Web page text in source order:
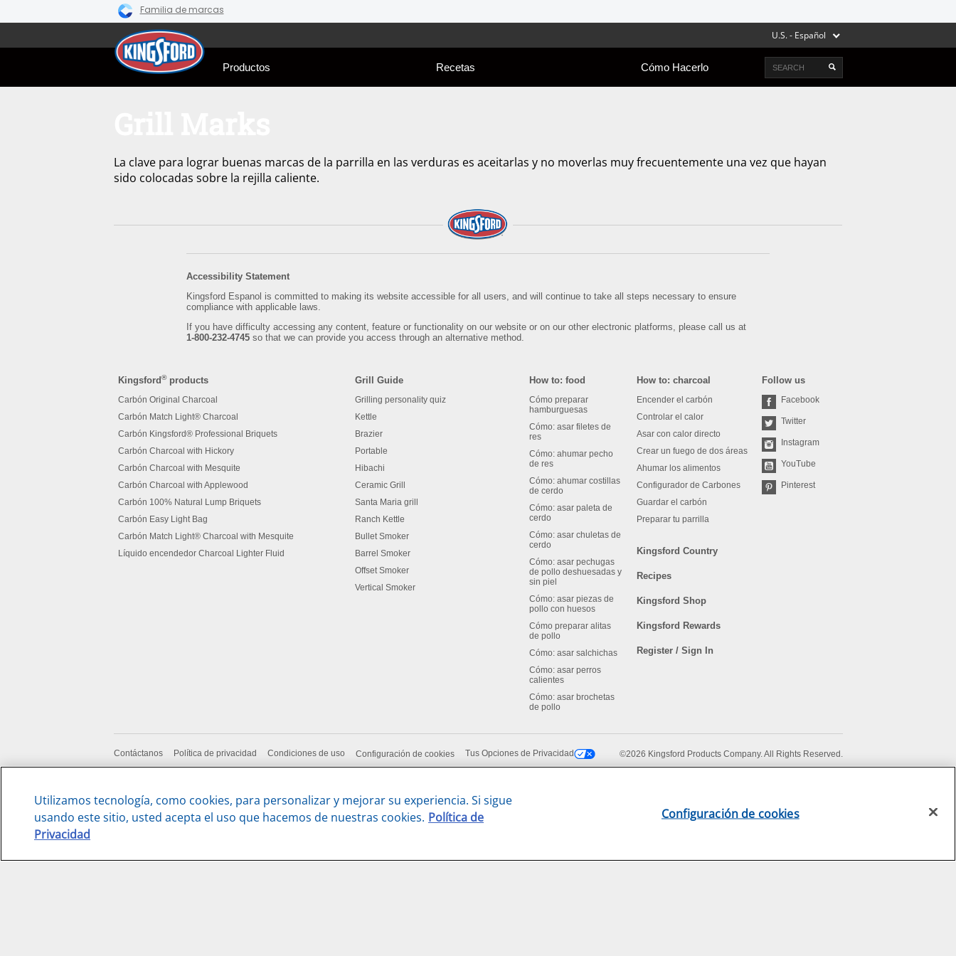
Familia de marcas
to
U.S. - Español
Productos Recetas Cómo Hacerlo Search
La clave para lograr buenas marcas de la parrilla en las verduras es aceitarlas y no moverlas muy frecuentemente una vez que hayan
sido colocadas sobre la rejilla caliente.
Kingsford®products
Carbón Original Charcoal
Carbón Match Light® Charcoal
Carbón Kingsford® Professional Briquets
Carbón Charcoal with Hickory
Carbón Charcoal with Mesquite
Carbón Charcoal with Applewood
Carbón 100% Natural Lump Briquets
Carbón Easy Light Bag
Carbón Match Light® Charcoal with Mesquite
Líquido encendedor Charcoal Lighter Fluid
Grill Guide
Grilling personality quiz
Kettle
Brazier
Portable
Hibachi
Ceramic Grill
Santa Maria grill
Ranch Kettle
Bullet Smoker
Barrel Smoker
Offset Smoker
Vertical Smoker
How to: food
Cómo preparar
hamburguesas
Cómo: asar filetes de
res
Cómo: ahumar pecho
de res
Cómo: ahumar costillas
de cerdo
Cómo: asar paleta de
cerdo
Cómo: asar chuletas de
cerdo
Cómo: asar pechugas
de pollo deshuesadas y
sin piel
Cómo: asar piezas de
pollo con huesos
Cómo preparar alitas
de pollo
Cómo: asar salchichas
Cómo: asar perros
calientes
Cómo: asar brochetas
de pollo
How to: charcoal
Encender el carbón
Controlar el calor
Asar con calor directo
Crear un fuego de dos áreas
Ahumar los alimentos
Configurador de Carbones
Guardar el carbón
Preparar tu parrilla
Kingsford Country
Recipes
Kingsford Shop
Kingsford Rewards
Register / Sign In
Follow us
Facebook
Twitter
Instagram
YouTube
Pinterest
Accessibility Statement
Kingsford Espanol is committed to making its website accessible for all users, and will continue to take all steps necessary to ensure
compliance with applicable laws.
If you have difficulty accessing any content, feature or functionality on our website or on our other electronic platforms, please call us at
1-800-232-4745 so that we can provide you access through an alternative method.
Contáctanos Política de privacidad Condiciones de uso Configuración de cookies Tus Opciones de Privacidad ©2026 Kingsford Products Company. All Rights Reserved.
Utilizamos tecnología, como cookies, para personalizar y mejorar su experiencia. Si sigue
usando este sitio, usted acepta el uso que hacemos de nuestras cookies. Política de
Privacidad
Configuración de cookies